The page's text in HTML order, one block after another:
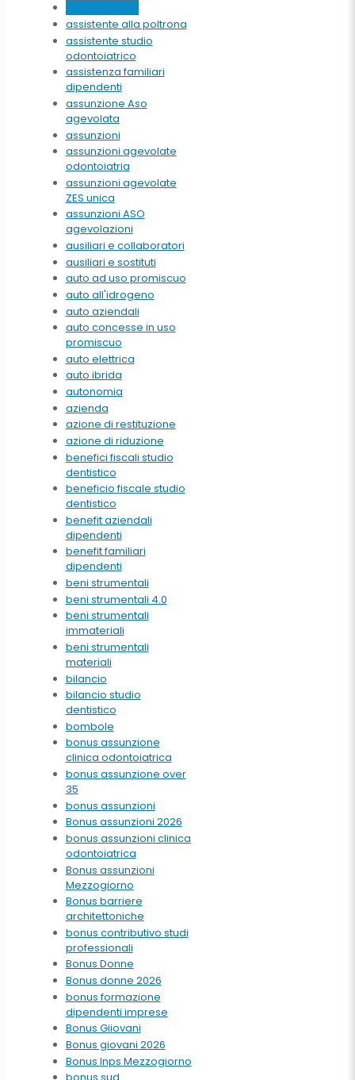
assistente alla poltrona
assistente studio
odontoiatrico
assistenza familiari
dipendenti
assunzione Aso
agevolata
assunzioni
assunzioni agevolate
odontoiatria
assunzioni agevolate
ZES unica
assunzioni ASO
agevolazioni
ausiliari e collaboratori
ausiliari e sostituti
auto ad uso promiscuo
auto all'idrogeno
auto aziendali
auto concesse in uso
promiscuo
auto elettrica
auto ibrida
autonomia
azienda
azione di restituzione
azione di riduzione
benefici fiscali studio
dentistico
beneficio fiscale studio
dentistico
benefit aziendali
dipendenti
benefit familiari
dipendenti
beni strumentali
beni strumentali 4.0
beni strumentali
immateriali
beni strumentali
materiali
bilancio
bilancio studio
dentistico
bombole
bonus assunzione
clinica odontoiatrica
bonus assunzione over
35
bonus assunzioni
Bonus assunzioni 2026
bonus assunzioni clinica
odontoiatrica
Bonus assunzioni
Mezzogiorno
Bonus barriere
architettoniche
bonus contributivo studi
professionali
Bonus Donne
Bonus donne 2026
bonus formazione
dipendenti imprese
Bonus Giiovani
Bonus giovani 2026
Bonus Inps Mezzogiorno